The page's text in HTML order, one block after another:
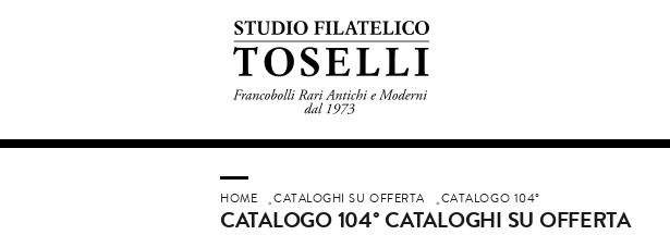
HOME CATALOGHI SU OFFERTA CATALOGO 104°
CATALOGO 104° CATALOGHI SU OFFERTA